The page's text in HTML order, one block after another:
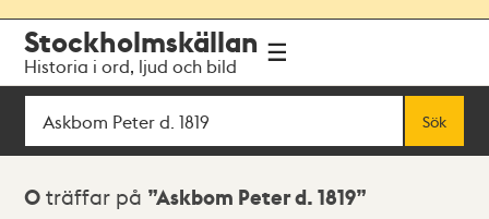
navigationen
huvudinnehållet
Stockholmskällan
Historia i ord, ljud och bild
Sök
Sök
Sökresultat
0 träffar på Askbom Peter d. 1819